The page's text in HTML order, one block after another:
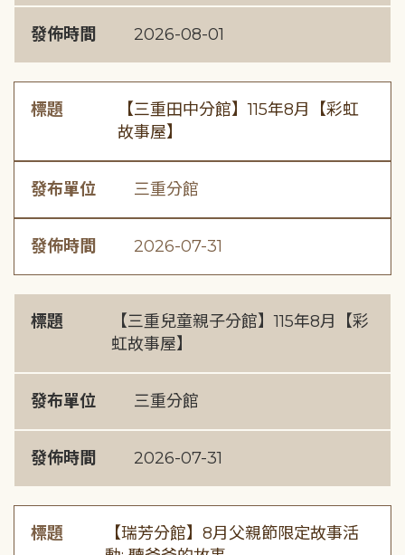
發佈時間 2026-08-01
標題
【三重田中分館】115年8月【彩虹
故事屋】
發布單位 三重分館
發佈時間 2026-07-31
標題
【三重兒童親子分館】115年8月【彩
虹故事屋】
發布單位 三重分館
發佈時間 2026-07-31
標題
【瑞芳分館】8月父親節限定故事活